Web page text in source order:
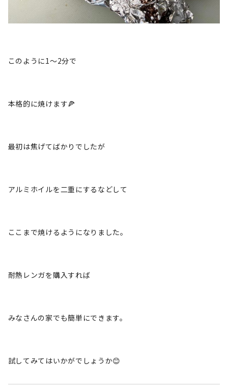
このように1〜2分で
本格的に焼けます🍕
最初は焦げてばかりでしたが
アルミホイルを二重にするなどして
ここまで焼けるようになりました。
耐熱レンガを購入すれば
みなさんの家でも簡単にできます。
試してみてはいかがでしょうか😊